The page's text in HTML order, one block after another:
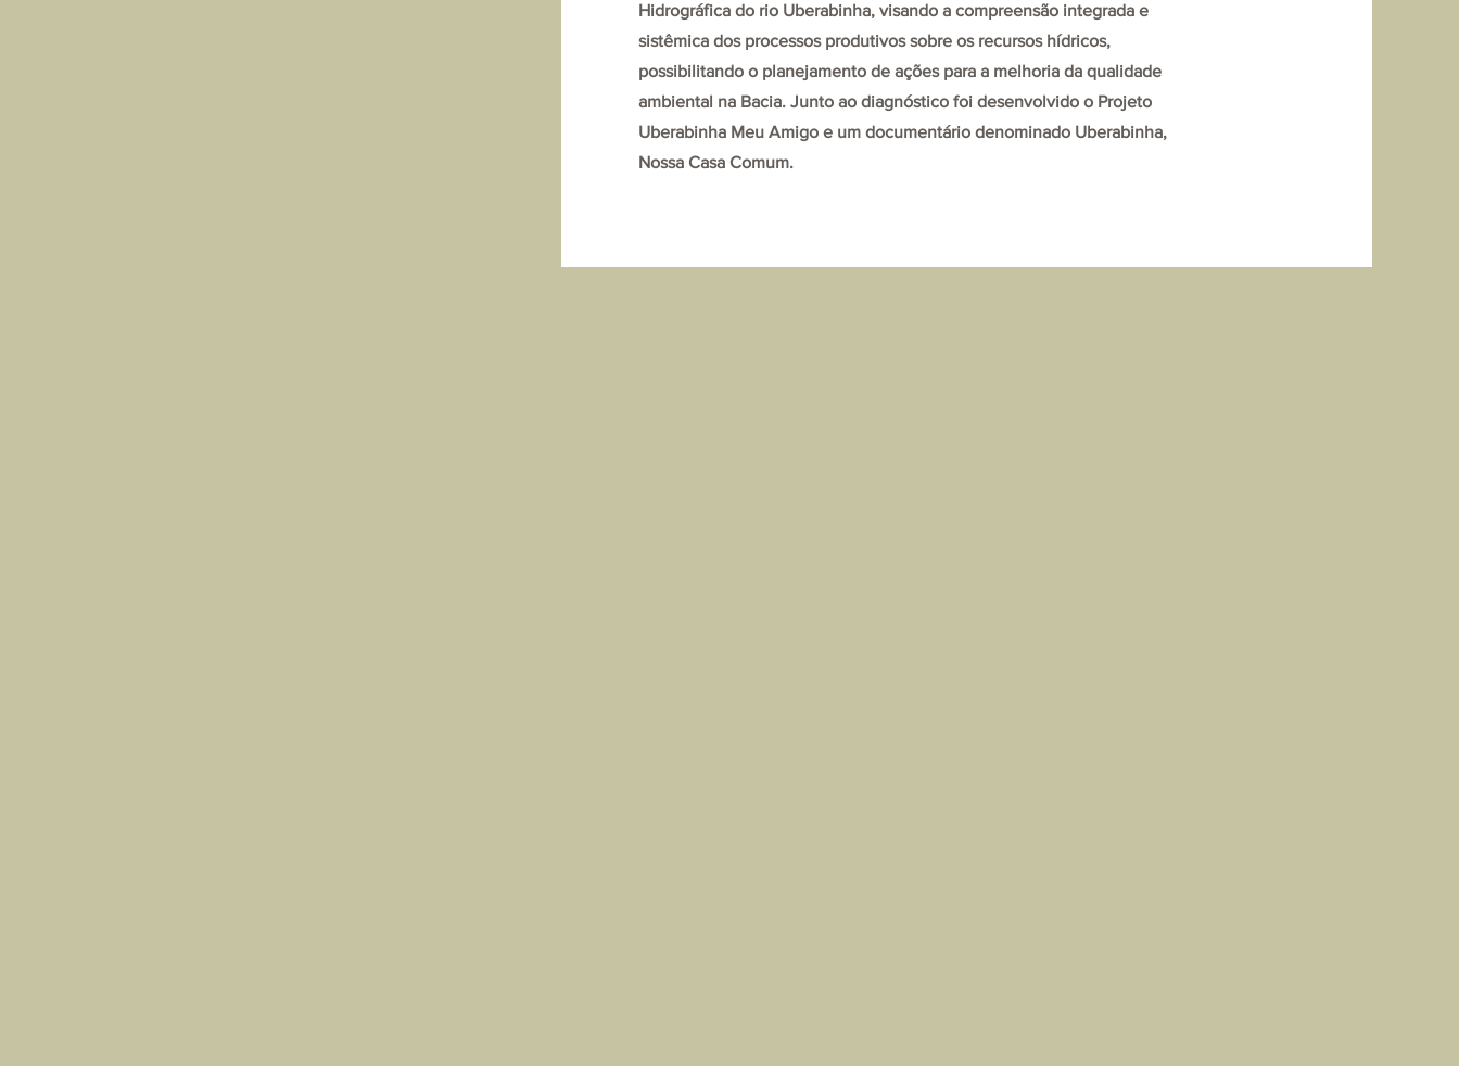
Hidrográfica do rio Uberabinha, visando a compreensão integrada e
sistêmica dos processos produtivos sobre os recursos hídricos,
possibilitando o planejamento de ações para a melhoria da qualidade
ambiental na Bacia. Junto ao diagnóstico foi desenvolvido o Projeto
Uberabinha Meu Amigo e um documentário denominado Uberabinha,
Nossa Casa Comum.